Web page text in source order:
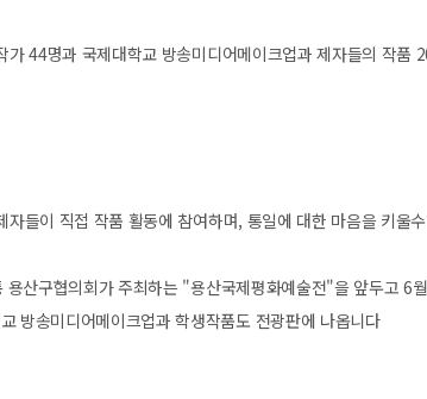
가 44명과 국제대학교 방송미디어메이크업과 제자들의 작
들이 직접 작품 활동에 참여하며, 통일에 대한 마음을 키울
산구협의회가 주최하는 "용산국제평화예술전"을 앞두고 6
방송미디어메이크업과 학생작품도 전광판에 나옵니다